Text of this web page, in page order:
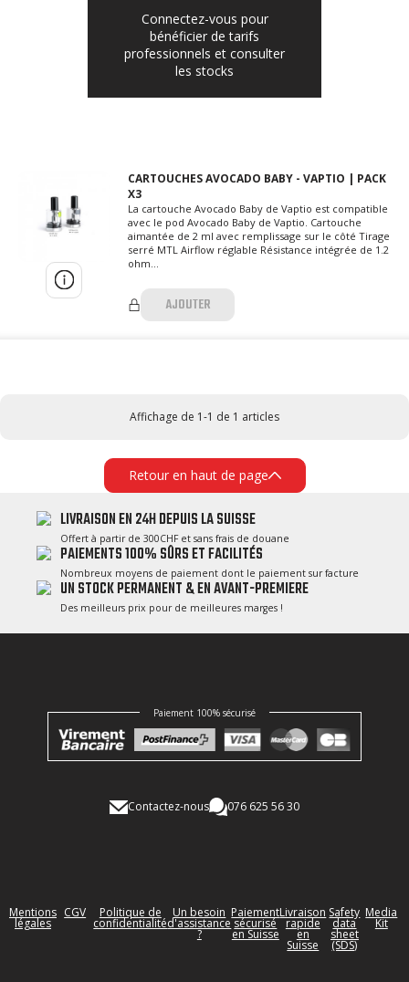
Connectez-vous pour
bénéficier de tarifs
professionnels et consulter
les stocks
CARTOUCHES AVOCADO BABY - VAPTIO | PACK
X3
La cartouche Avocado Baby de Vaptio est compatible
avec le pod Avocado Baby de Vaptio. Cartouche
aimantée de 2 ml avec remplissage sur le côté Tirage
serré MTL Airflow réglable Résistance intégrée de 1.2
ohm...
AJOUTER
Affichage de 1-1 de 1 articles
Retour en haut de page
LIVRAISON EN 24H DEPUIS LA SUISSE
Offert à partir de 300CHF et sans frais de douane
PAIEMENTS 100% SÛRS ET FACILITÉS
Nombreux moyens de paiement dont le paiement sur facture
UN STOCK PERMANENT & EN AVANT-PREMIERE
Des meilleurs prix pour de meilleures marges !
Paiement 100% sécurisé
Contactez-nous 076 625 56 30
Mentions
légales
CGV Politique de
confidentialité
Un besoin
d'assistance
?
Paiement
sécurisé
en Suisse
Livraison
rapide
en
Suisse
Safety
data
sheet
(SDS)
Media
Kit